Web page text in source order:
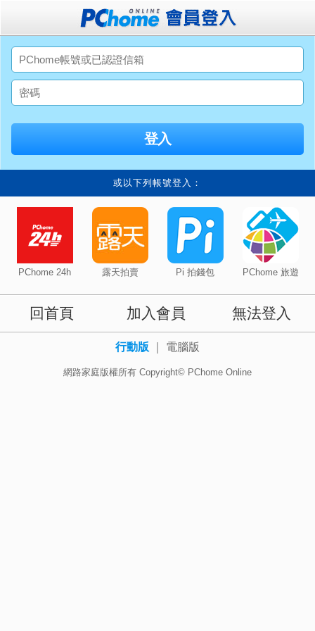
或以下列帳號登入：
PChome 24h 露天拍賣 Pi 拍錢包 PChome 旅遊
回首頁 加入會員 無法登入
行動版 電腦版
網路家庭版權所有 Copyright© PChome Online